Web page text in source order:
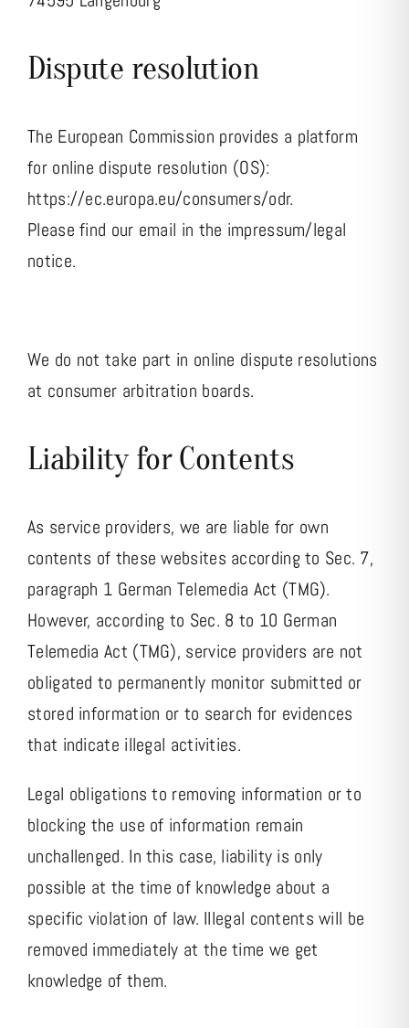
Dispute resolution
The European Commission provides a platform
for online dispute resolution (OS):
https://ec.europa.eu/consumers/odr.
Please find our email in the impressum/legal
notice.
We do not take part in online dispute resolutions
at consumer arbitration boards.
Liability for Contents
As service providers, we are liable for own
contents of these websites according to Sec. 7,
paragraph 1 German Telemedia Act (TMG).
However, according to Sec. 8 to 10 German
Telemedia Act (TMG), service providers are not
obligated to permanently monitor submitted or
stored information or to search for evidences
that indicate illegal activities.
Legal obligations to removing information or to
blocking the use of information remain
unchallenged. In this case, liability is only
possible at the time of knowledge about a
specific violation of law. Illegal contents will be
removed immediately at the time we get
knowledge of them.